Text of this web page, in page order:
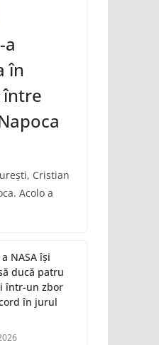
a
în
între
Cristian
Acolo a
NASA își
ducă patru
într-un zbor
în jurul